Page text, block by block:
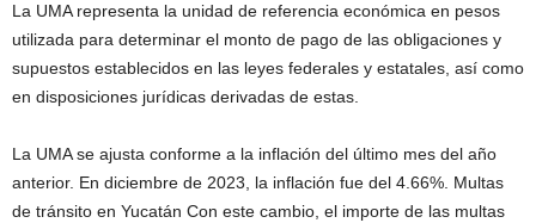
La UMA representa la unidad de referencia económica en pesos
utilizada para determinar el monto de pago de las obligaciones y
supuestos establecidos en las leyes federales y estatales, así como
en disposiciones jurídicas derivadas de estas.
La UMA se ajusta conforme a la inflación del último mes del año
anterior. En diciembre de 2023, la inflación fue del 4.66%. Multas
de tránsito en Yucatán Con este cambio, el importe de las multas